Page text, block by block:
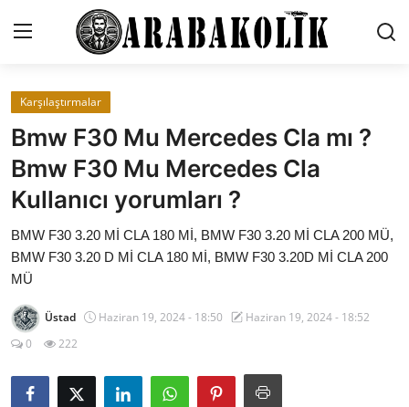
İletişim
Genel
Karşılaştırmalar
Testler
Markalar
Öneriler
Paketler
Karşılaştırmalar
Bmw F30 Mu Mercedes Cla mı ?
Bmw F30 Mu Mercedes Cla
Kullanıcı yorumları ?
BMW F30 3.20 Mİ CLA 180 Mİ, BMW F30 3.20 Mİ CLA 200 MÜ,
BMW F30 3.20 D Mİ CLA 180 Mİ, BMW F30 3.20D Mİ CLA 200
MÜ
Üstad Haziran 19, 2024 - 18:50
Haziran 19, 2024 - 18:52
0
222